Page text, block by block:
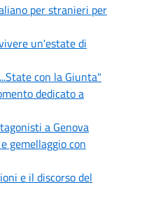
per stranieri per
un'estate di
con la Giunta"
dedicato a
a Genova
gemellaggio con
e il discorso del